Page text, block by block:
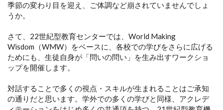
季節の変わり目を迎え、ご体調など崩されていませんでしょ
うか。
さて、22世紀型教育センターでは、World Making
Wisdom（WMW）をベースに、各校での学びをさらに広げる
ためにも、生徒自身が「問いの問い」を生み出すワークショ
ップを開催します。
対話することで多くの視点・スキルが生まれることはご承知
の通りだと思います。学外での多くの学びと同様、アクレデ